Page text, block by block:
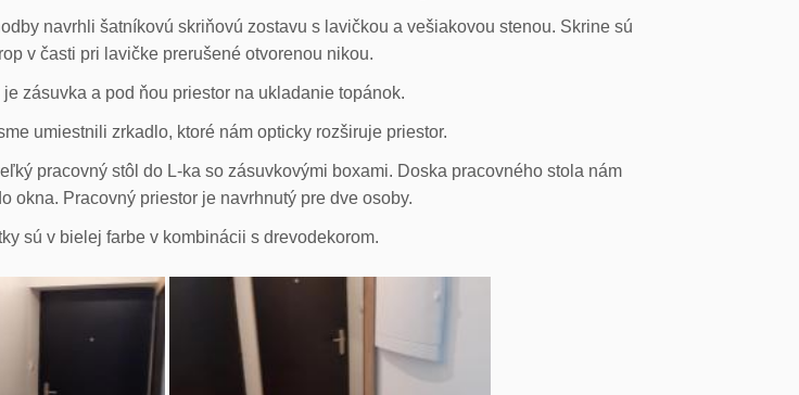
navrhli šatníkovú skriňovú zostavu s lavičkou a vešiakovou stenou. Skrine sú
v časti pri lavičke prerušené otvorenou nikou.
zásuvka a pod ňou priestor na ukladanie topánok.
umiestnili zrkadlo, ktoré nám opticky rozširuje priestor.
pracovný stôl do L-ka so zásuvkovými boxami. Doska pracovného stola nám
okna. Pracovný priestor je navrhnutý pre dve osoby.
sú v bielej farbe v kombinácii s drevodekorom.